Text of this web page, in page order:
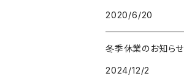
白餅
2020/6/20
冬季休業のお知らせ
2024/12/2